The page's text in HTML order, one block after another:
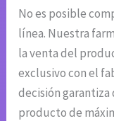
No es posible
línea. Nuestra
la venta del
exclusivo con el
decisión garantiza
producto de